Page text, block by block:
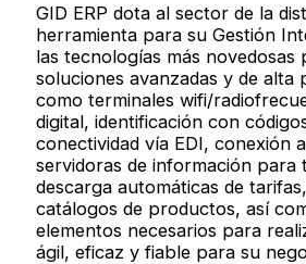
GID ERP dota al sector de la
herramienta para su Gestión
las tecnologías más
soluciones avanzadas y de alta
como terminales wifi/
digital, identificación con
conectividad vía EDI, conexión
servidoras de información para
descarga automáticas de
catálogos de productos, así
elementos necesarios para
ágil, eficaz y fiable para su